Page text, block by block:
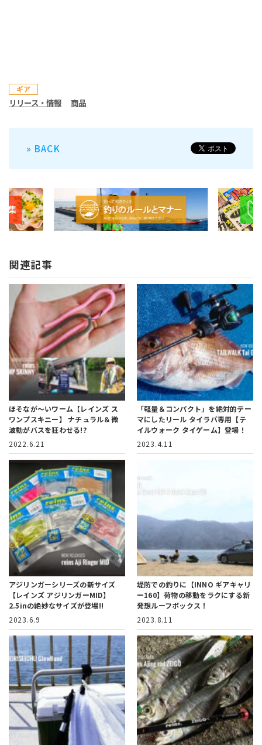
ギア
リリース・情報 商品
» BACK
関連記事
ほそなが～いワーム【レインズ ス
ワンプスキニー】ナチュラル＆微
波動がバスを狂わせる!?
2022.6.21
「軽量＆コンパクト」を絶対的テー
マにしたリール タイラバ専用【テ
イルウォーク タイゲーム】登場！
2023.4.11
アジリンガーシリーズの新サイズ
【レインズ アジリンガーMID】
2.5inの絶妙なサイズが登場!!
2023.6.9
堤防での釣りに【INNO ギアキャリ
ー160】荷物の移動をラクにする新
発想ルーフボックス！
2023.8.11